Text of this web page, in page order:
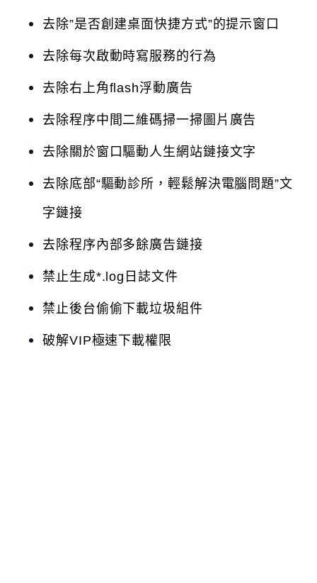
去除”是否創建桌面快捷方式”的提示窗口
去除每次啟動時寫服務的行為
去除右上角flash浮動廣告
去除程序中間二維碼掃一掃圖片廣告
去除關於窗口驅動人生網站鏈接文字
去除底部“驅動診所，輕鬆解決電腦問題”文
字鏈接
去除程序內部多餘廣告鏈接
禁止生成*.log日誌文件
禁止後台偷偷下載垃圾組件
破解VIP極速下載權限